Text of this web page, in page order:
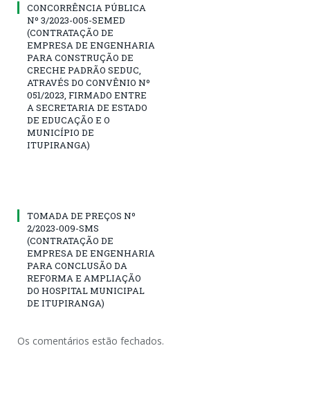
CONCORRÊNCIA PÚBLICA
Nº 3/2023-005-SEMED
(CONTRATAÇÃO DE
EMPRESA DE ENGENHARIA
PARA CONSTRUÇÃO DE
CRECHE PADRÃO SEDUC,
ATRAVÉS DO CONVÊNIO Nº
051/2023, FIRMADO ENTRE
A SECRETARIA DE ESTADO
DE EDUCAÇÃO E O
MUNICÍPIO DE
ITUPIRANGA)
TOMADA DE PREÇOS Nº
2/2023-009-SMS
(CONTRATAÇÃO DE
EMPRESA DE ENGENHARIA
PARA CONCLUSÃO DA
REFORMA E AMPLIAÇÃO
DO HOSPITAL MUNICIPAL
DE ITUPIRANGA)
Os comentários estão fechados.